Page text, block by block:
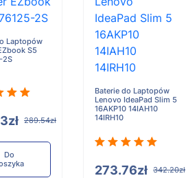
Laptopów
S5
2S
289.54zł
Do
Baterie do Laptopów
Lenovo IdeaPad Slim 5
16AKP10 14IAH10
14IRH10
273.76zł 342.20zł